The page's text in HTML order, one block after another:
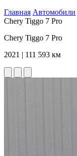
Главная Автомобили
Chery Tiggo 7 Pro
Chery Tiggo 7 Pro
2021 | 111 593 км